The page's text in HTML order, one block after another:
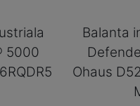
5000
Balanta
Ohaus